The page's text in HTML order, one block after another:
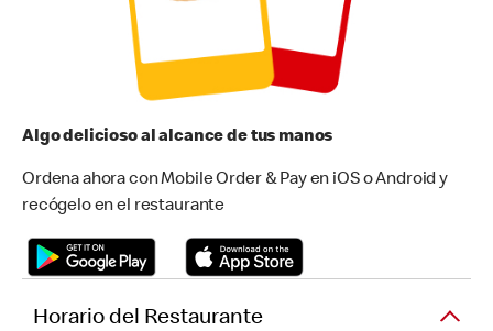
Algo delicioso al alcance de tus manos
Ordena ahora con Mobile Order & Pay en iOS o Android y
recógelo en el restaurante
Horario del Restaurante